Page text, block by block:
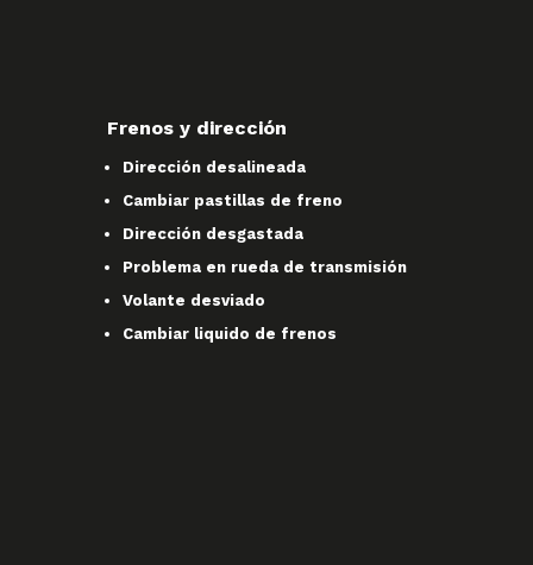
Frenos y dirección
Dirección desalineada
Cambiar pastillas de freno
Dirección desgastada
Problema en rueda de transmisión
Volante desviado
Cambiar liquido de frenos